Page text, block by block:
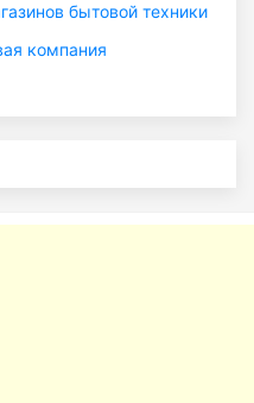
бытовой техники
компания